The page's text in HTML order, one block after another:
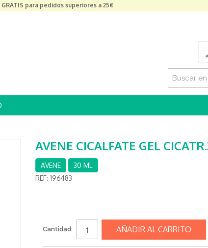
para pedidos superiores a 25€
AVENE CICALFATE GEL
AVENE
30 ML
REF: 196483
Cantidad: AÑADIR AL CARRITO